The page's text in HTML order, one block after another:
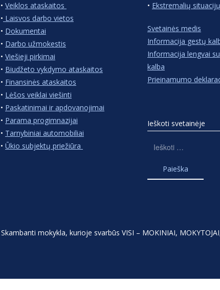
• Veiklos ataskaitos
• Laisvos darbo vietos
• Dokumentai
• Darbo užmokestis
• Viešieji pirkimai
• Biudžeto vykdymo ataskaitos
• Finansinės ataskaitos
• Lėšos veiklai viešinti
• Paskatinimai ir apdovanojimai
• Parama progimnazijai
• Tarnybiniai automobiliai
• Ūkio subjektų priežiūra
• Ekstremalių
Svetainės medis
Informacija gestų
Informacija lengvai
kalba
Prieinamumo
Ieškoti svetainėje
Skambanti mokykla, kurioje svarbūs VISI – MOKINIAI,